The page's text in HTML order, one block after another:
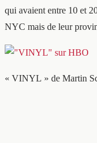
qui avaient entre 10 et
NYC mais de leur
« VINYL » de Martin